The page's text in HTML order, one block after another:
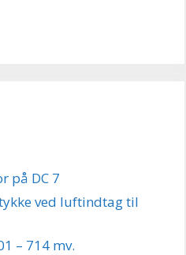
på DC 7
ved luftindtag til
– 714 mv.